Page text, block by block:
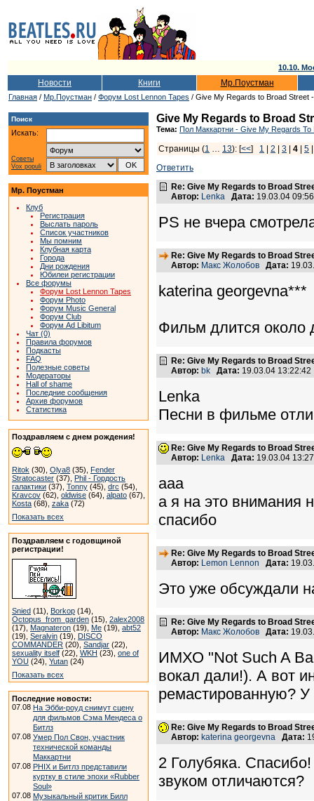
10.10.
Новости Книги Мр.Поустман
Главная / Мр.Поустман / Форум Lost Lennon Tapes / Give My Regards to Broad
Поиск
Искать:
Советы
Vox populi
Мр. Поустман
Клуб
Регистрация
Выслать пароль
Список участников
Мы помним
Клубная карта
Города
Дни рождения
Юбилеи регистрации
Все форумы
Форум Lost Lennon Tapes
Форум Photo
Форум Music General
Форум Club
Форум Ad Libitum
Чат (0)
Правила форумов
Подкасты
FAQ
Полезные советы
Модераторы
Hall of shame
Последние сообщения
Архив форумов
Статистика
Поздравляем с днем рождения!
Ritok (30), Olya8 (35), Fender
Stratocaster (37), Phil - Гордость
галактики (37), Tonny (45), drc (54),
Kravcov (62), oldwise (64), alpato (67),
Kosta (68), zaka (72)
Показать всех
Поздравляем с годовщиной
регистрации!
Snied (11), Borkop (14),
Octopus_from_garden (15), 2alex2008
(17), Magnateron (19), Me (19), abt52
(19), Seralvin (19), DISCO
COMMANDER (20), Sandjar (22),
sexuality itself (22), WKH (23), one of
YOU (24), Yutan (24)
Показать всех
Последние новости:
07.08 На Эбби-роуд снимут сцену
для фильмов Сэма Мендеса о
Битлз
07.08 Умер Пол Свон, участник
технической команды
Маккартни
07.08 PHIX и Битлз представили
куртку в стиле эпохи «Rubber
Soul»
07.08 Музыкальный критик Билл
Give My Regards to Broad
Тема: Пол Маккартни - Give My Regards To
Страницы (1 … 13): [<<] 1 2 3 4 5
Ответить
Re: Give My Regards to Broad
Автор: Lenka Дата: 19.03.04
PS не вчера
Re: Give My Regards to Broad
Автор: Макс Жолобов Дата:
katerina georgevna***
Фильм длится около
Re: Give My Regards to Broad
Автор: bk Дата: 19.03.04
Lenka
Песни в фильме
Re: Give My Regards to Broad
Автор: Lenka Дата: 19.03.04
ааа
а я на это внимания
спасибо
Re: Give My Regards to Broad
Автор: Lemon Lennon Дата:
Это уже обсуждали
Re: Give My Regards to Broad
Автор: Макс Жолобов Дата:
ИМХО "Not Such A
вокал дали!). А вот
ремастированную? У
Re: Give My Regards to Broad
Автор: katerina georgevna Дата:
2 Голубяка.
звуком отличаются?